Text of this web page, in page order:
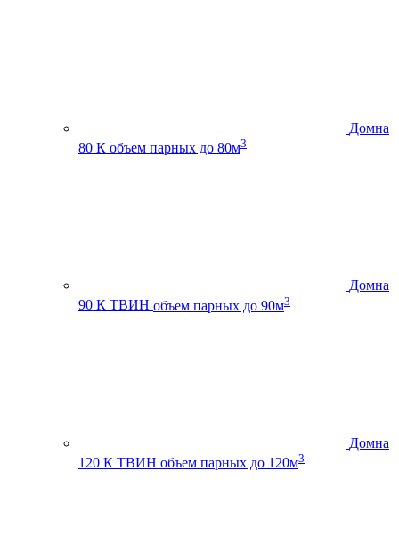
Домна
80 К объем парных до 80м3
Домна
90 К ТВИН объем парных до 90м3
Домна
120 К ТВИН объем парных до 120м3